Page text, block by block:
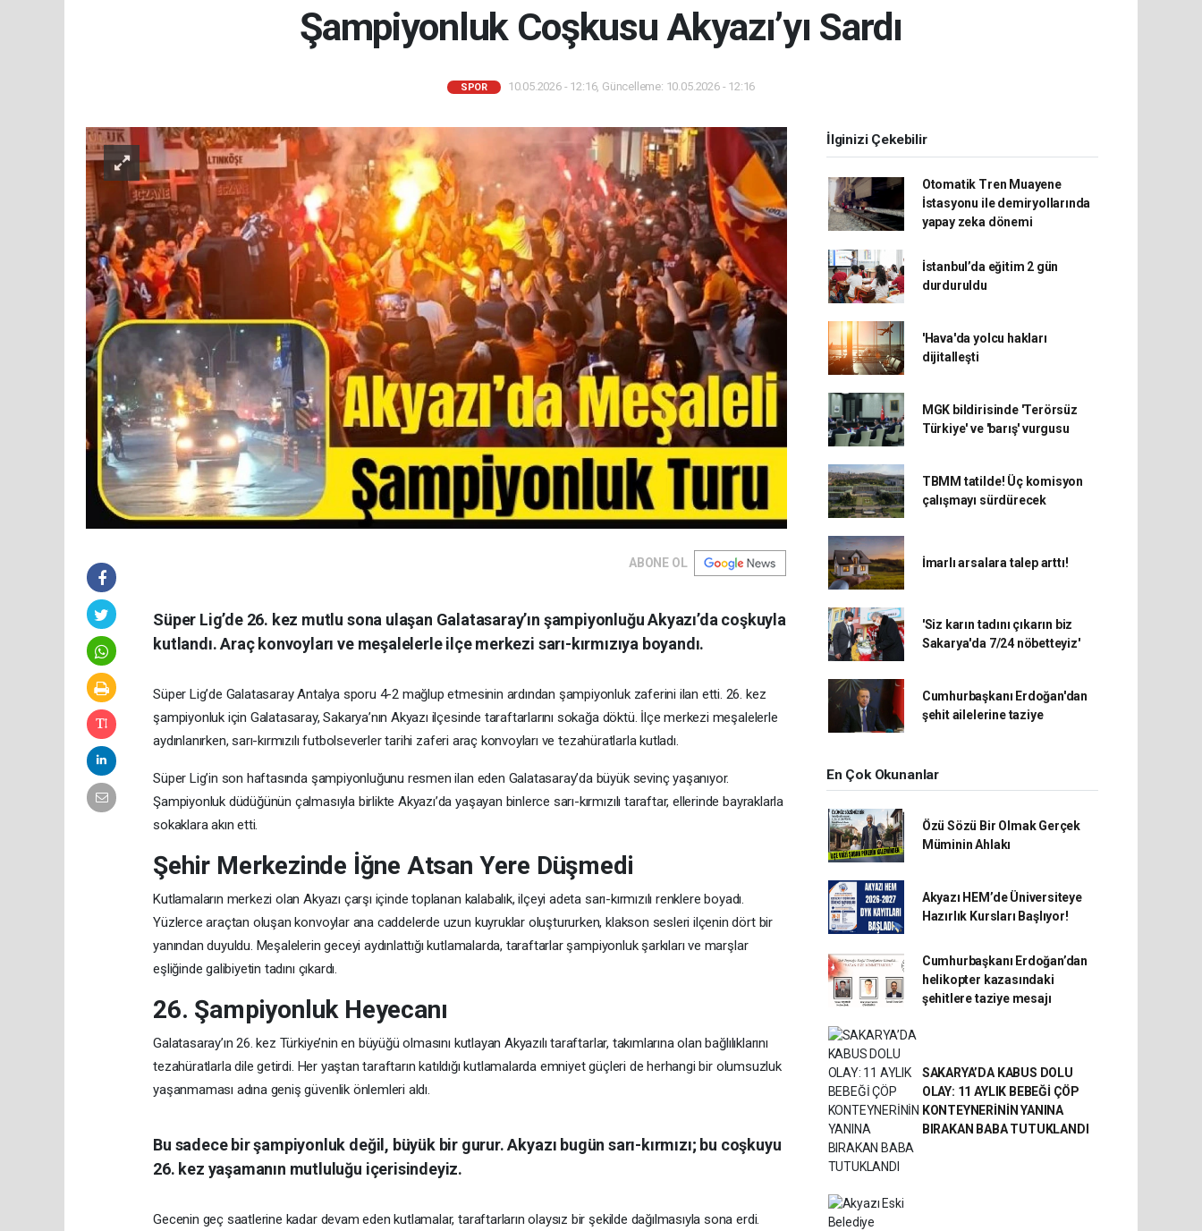
Şampiyonluk Coşkusu Akyazı’yı Sardı
SPOR 10.05.2026 - 12:16, Güncelleme: 10.05.2026 - 12:16
ABONE OL
Süper Lig’de 26. kez mutlu sona ulaşan Galatasaray’ın şampiyonluğu Akyazı’da coşkuyla
kutlandı. Araç konvoyları ve meşalelerle ilçe merkezi sarı-kırmızıya boyandı.
Süper Lig’de Galatasaray Antalya sporu 4-2 mağlup etmesinin ardından şampiyonluk zaferini ilan etti. 26. kez
şampiyonluk için Galatasaray, Sakarya’nın Akyazı ilçesinde taraftarlarını sokağa döktü. İlçe merkezi meşalelerle
aydınlanırken, sarı-kırmızılı futbolseverler tarihi zaferi araç konvoyları ve tezahüratlarla kutladı.
Süper Lig’in son haftasında şampiyonluğunu resmen ilan eden Galatasaray’da büyük sevinç yaşanıyor.
Şampiyonluk düdüğünün çalmasıyla birlikte Akyazı’da yaşayan binlerce sarı-kırmızılı taraftar, ellerinde bayraklarla
sokaklara akın etti.
Şehir Merkezinde İğne Atsan Yere Düşmedi
Kutlamaların merkezi olan Akyazı çarşı içinde toplanan kalabalık, ilçeyi adeta sarı-kırmızılı renklere boyadı.
Yüzlerce araçtan oluşan konvoylar ana caddelerde uzun kuyruklar oluştururken, klakson sesleri ilçenin dört bir
yanından duyuldu. Meşalelerin geceyi aydınlattığı kutlamalarda, taraftarlar şampiyonluk şarkıları ve marşlar
eşliğinde galibiyetin tadını çıkardı.
26. Şampiyonluk Heyecanı
Galatasaray’ın 26. kez Türkiye’nin en büyüğü olmasını kutlayan Akyazılı taraftarlar, takımlarına olan bağlılıklarını
tezahüratlarla dile getirdi. Her yaştan taraftarın katıldığı kutlamalarda emniyet güçleri de herhangi bir olumsuzluk
yaşanmaması adına geniş güvenlik önlemleri aldı.
Bu sadece bir şampiyonluk değil, büyük bir gurur. Akyazı bugün sarı-kırmızı; bu coşkuyu
26. kez yaşamanın mutluluğu içerisindeyiz.
Gecenin geç saatlerine kadar devam eden kutlamalar, taraftarların olaysız bir şekilde dağılmasıyla sona erdi.
İlginizi Çekebilir
Otomatik Tren Muayene
İstasyonu ile demiryollarında
yapay zeka dönemi
İstanbul’da eğitim 2 gün
durduruldu
'Hava'da yolcu hakları
dijitalleşti
MGK bildirisinde 'Terörsüz
Türkiye' ve 'barış' vurgusu
TBMM tatilde! Üç komisyon
çalışmayı sürdürecek
İmarlı arsalara talep arttı!
'Siz karın tadını çıkarın biz
Sakarya'da 7/24 nöbetteyiz'
Cumhurbaşkanı Erdoğan'dan
şehit ailelerine taziye
En Çok Okunanlar
Özü Sözü Bir Olmak Gerçek
Müminin Ahlakı
Akyazı HEM’de Üniversiteye
Hazırlık Kursları Başlıyor!
Cumhurbaşkanı Erdoğan’dan
helikopter kazasındaki
şehitlere taziye mesajı
SAKARYA’DA KABUS DOLU
OLAY: 11 AYLIK BEBEĞİ ÇÖP
KONTEYNERİNİN YANINA
BIRAKAN BABA TUTUKLANDI